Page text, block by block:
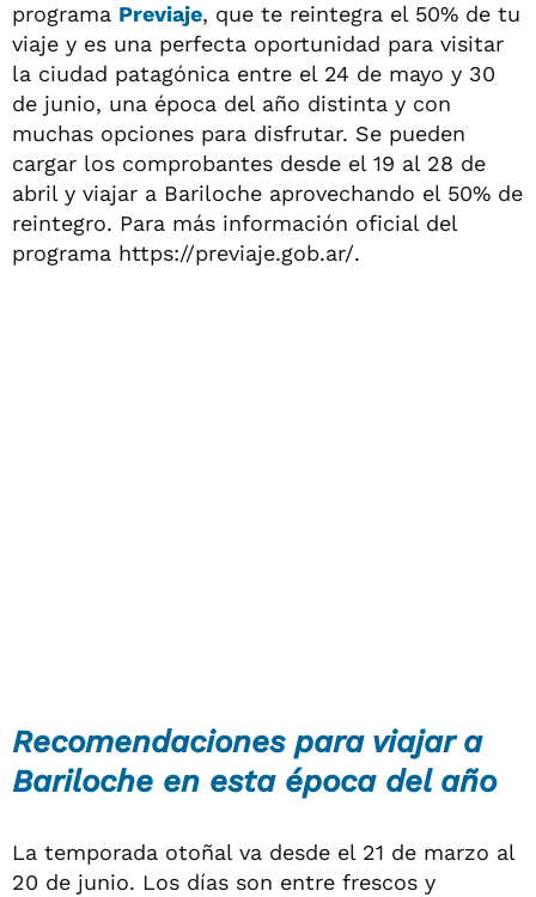
programa Previaje, que te reintegra el 50% de tu
viaje y es una perfecta oportunidad para visitar
la ciudad patagónica entre el 24 de mayo y 30
de junio, una época del año distinta y con
muchas opciones para disfrutar. Se pueden
cargar los comprobantes desde el 19 al 28 de
abril y viajar a Bariloche aprovechando el 50% de
reintegro. Para más información oficial del
programa https://previaje.gob.ar/.
Recomendaciones para viajar a
Bariloche en esta época del año
La temporada otoñal va desde el 21 de marzo al
20 de junio. Los días son entre frescos y